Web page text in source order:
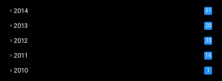
2014 51
2013 20
2012 33
2011 16
2010 1